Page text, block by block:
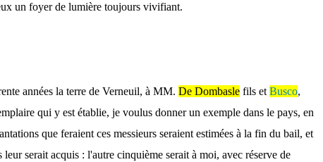
un foyer de lumière toujours vivifiant.
années la terre de Verneuil, à MM. De Dombasle fils et Busco,
qui y est établie, je voulus donner un exemple dans le pays, en
que feraient ces messieurs seraient estimées à la fin du bail, et
leur serait acquis : l'autre cinquième serait à moi, avec réserve de